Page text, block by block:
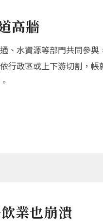
高牆
、水資源等部門共同參
行政區或上下游切割，
業也崩潰